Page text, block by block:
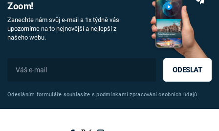
Zoom!
Zanechte nám svůj e-mail a 1x týdně vás
upozorníme na to nejnovější a nejlepší z
našeho webu.
ODESLAT
Odesláním formuláře souhlasíte spodmínkami zpracování osobních údajů